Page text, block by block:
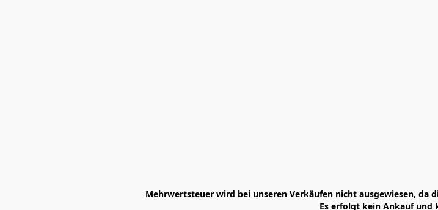
Mehrwertsteuer wird bei unseren Verkäufen nicht ausgewiesen, da